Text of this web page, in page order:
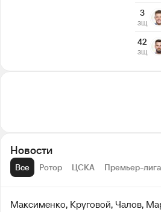
3
ЗЩ
42
ЗЩ
Новости
Все Ротор ЦСКА Премьер-
Максименко, Круговой, Чалов,